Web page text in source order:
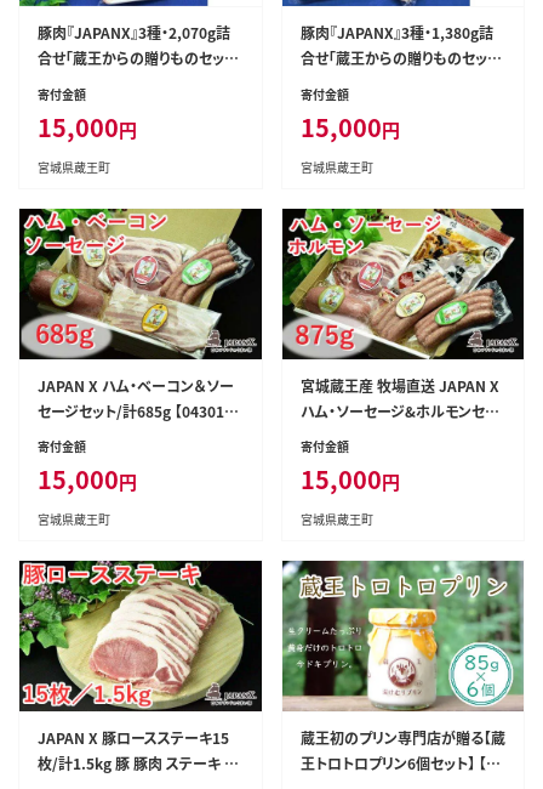
豚肉『JAPANX』3種・2,070g詰
合せ「蔵王からの贈りものセット
A」 【04301-0190】
寄付金額
15,000円
宮城県蔵王町
豚肉『JAPANX』3種・1,380g詰
合せ「蔵王からの贈りものセット
B」 【04301-0189】
寄付金額
15,000円
宮城県蔵王町
JAPAN X ハム・ベーコン＆ソー
セージセット/計685g 【04301-0
044】
寄付金額
15,000円
宮城県蔵王町
宮城蔵王産 牧場直送 JAPAN X
ハム・ソーセージ&ホルモンセッ
ト/計875g 【04301-0045】
寄付金額
15,000円
宮城県蔵王町
JAPAN X 豚ロースステーキ15
枚/計1.5kg 豚 豚肉 ステーキ と
蔵王初のプリン専門店が贈る【蔵
王トロトロプリン6個セット】 【04